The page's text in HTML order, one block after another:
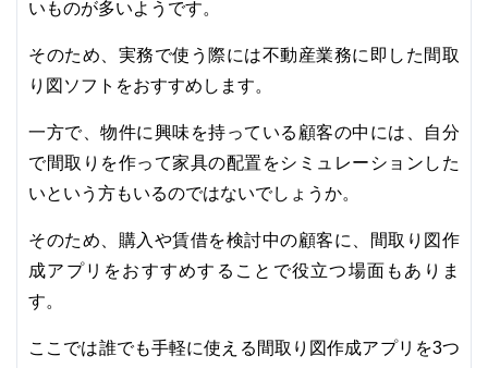
いものが多いようです。
そのため、実務で使う際には不動産業務に即した間取
り図ソフトをおすすめします。
一方で、物件に興味を持っている顧客の中には、自分
で間取りを作って家具の配置をシミュレーションした
いという方もいるのではないでしょうか。
そのため、購入や賃借を検討中の顧客に、間取り図作
成アプリをおすすめすることで役立つ場面もありま
す。
ここでは誰でも手軽に使える間取り図作成アプリを3つ